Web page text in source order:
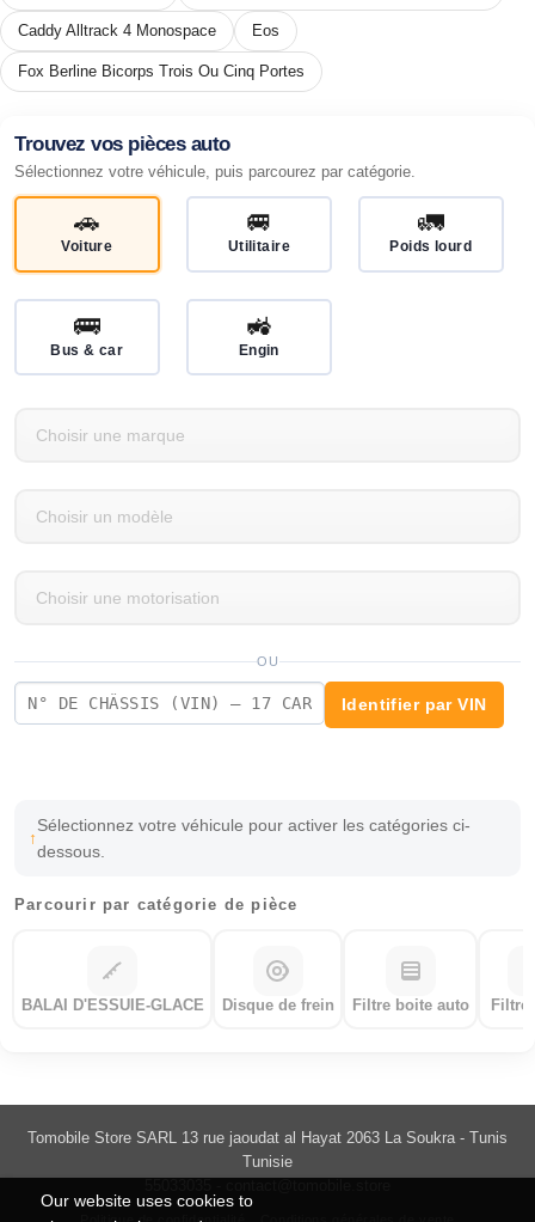
Our website uses cookies to
Caddy Alltrack 4 Monospace Eos
Fox Berline Bicorps Trois Ou Cinq Portes
Trouvez vos pièces auto
Sélectionnez votre véhicule, puis parcourez par catégorie.
🚗
Voiture
🚐
Utilitaire
🚛
Poids lourd
🚌
Bus & car
🚜
Engin
OU
Identifier par VIN
Sélectionnez votre véhicule pour activer les catégories ci-
dessous.
Parcourir par catégorie de pièce
BALAI D'ESSUIE-GLACE Disque de frein Filtre boite auto
Tomobile Store SARL 13 rue jaoudat al Hayat 2063 La Soukra - Tunis
Tunisie